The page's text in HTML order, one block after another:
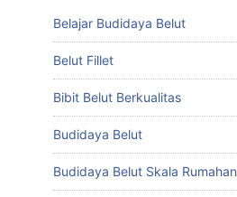
Belajar Budidaya Belut
Belut Fillet
Bibit Belut Berkualitas
Budidaya Belut
Budidaya Belut Skala Rumahan